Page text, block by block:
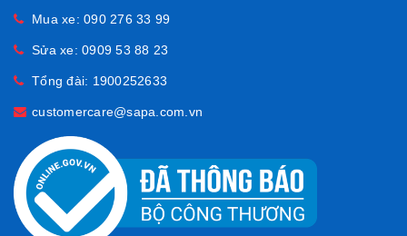
Mua xe: 090 276 33 99
Sửa xe: 0909 53 88 23
Tổng đài: 1900252633
customercare@sapa.com.vn